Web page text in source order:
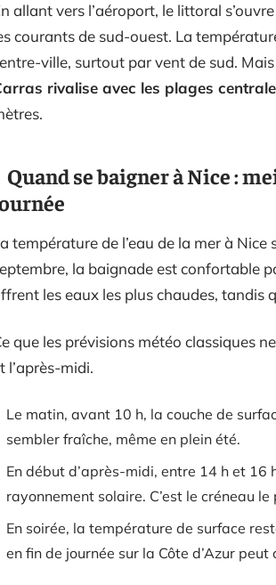
allant vers l’aéroport, le littoral
courants de sud-ouest. La
ville, surtout par vent de sud.
rivalise avec les plages
Quand se baigner à Nice :
température de l’eau de la mer à
la baignade est confortable
les eaux les plus chaudes, tandis
que les prévisions météo classiques
l’après-midi.
Le matin, avant 10 h, la couche de
sembler fraîche, même en plein été.
En début d’après-midi, entre 14 h et
rayonnement solaire. C’est le créneau
En soirée, la température de surface
en fin de journée sur la Côte d’Azur